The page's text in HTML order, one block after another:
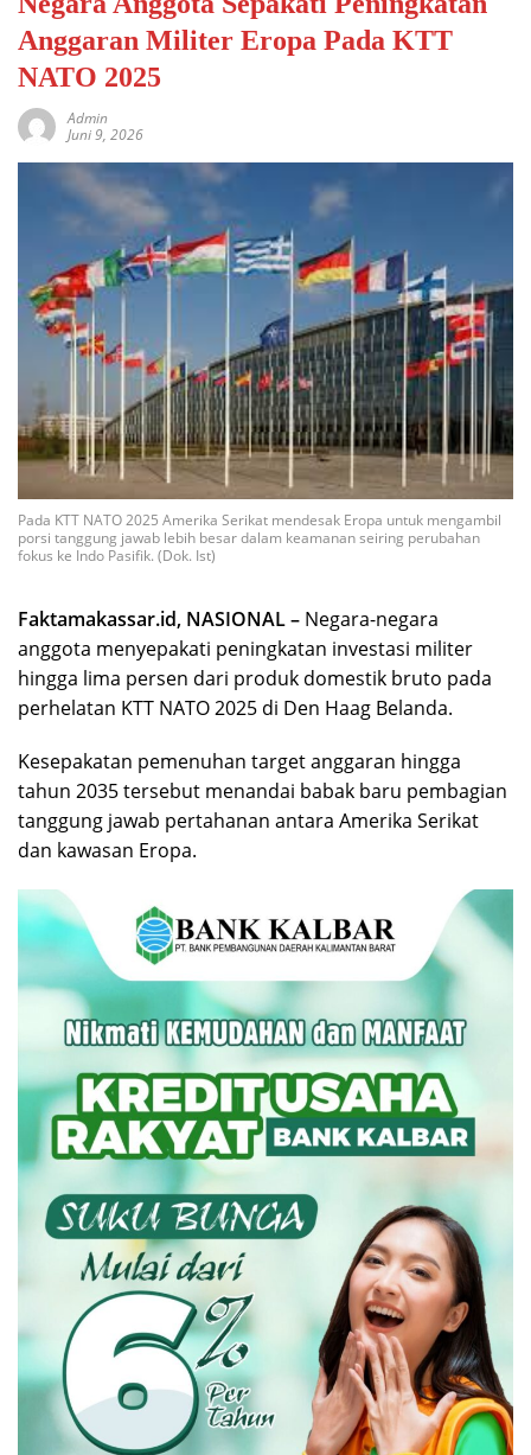
Anggaran Militer Eropa Pada KTT
NATO 2025
Admin
Juni 9, 2026
Pada KTT NATO 2025 Amerika Serikat mendesak Eropa untuk mengambil
porsi tanggung jawab lebih besar dalam keamanan seiring perubahan
fokus ke Indo Pasifik. (Dok. Ist)
Faktamakassar.id, NASIONAL – Negara-negara
anggota menyepakati peningkatan investasi militer
hingga lima persen dari produk domestik bruto pada
perhelatan KTT NATO 2025 di Den Haag Belanda.
Kesepakatan pemenuhan target anggaran hingga
tahun 2035 tersebut menandai babak baru pembagian
tanggung jawab pertahanan antara Amerika Serikat
dan kawasan Eropa.